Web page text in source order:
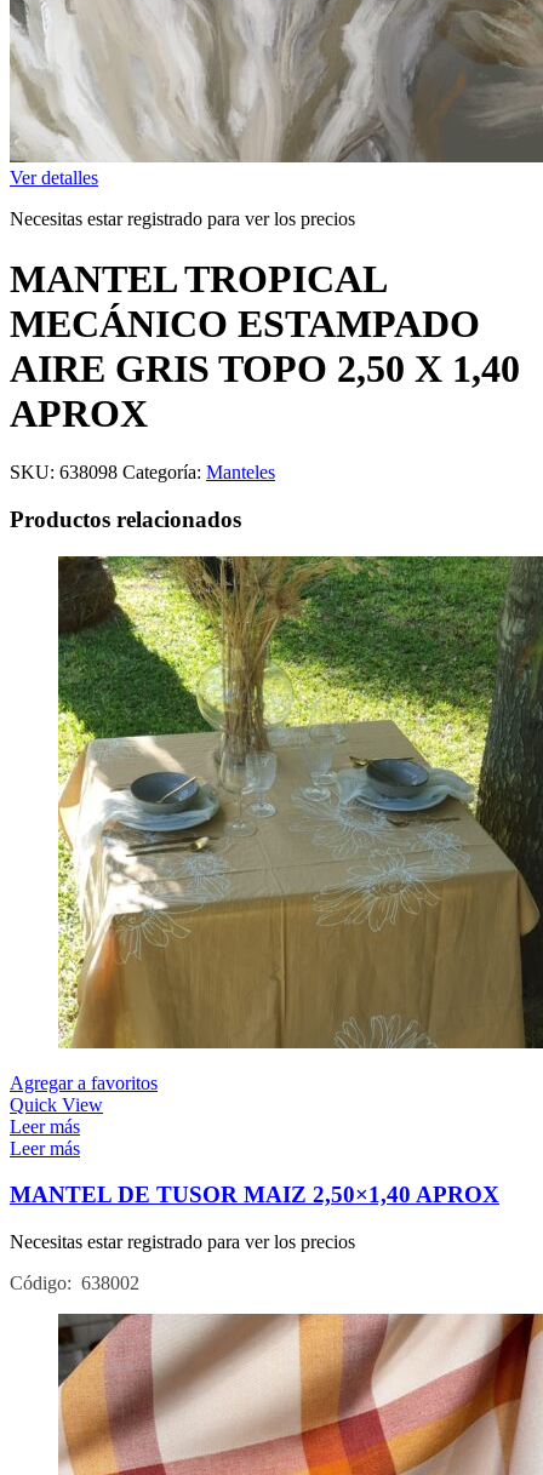
Ver detalles
Necesitas estar registrado para ver los precios
MANTEL TROPICAL
MECÁNICO ESTAMPADO
AIRE GRIS TOPO 2,50 X 1,40
APROX
SKU: 638098 Categoría: Manteles
Productos relacionados
Agregar a favoritos
Quick View
Leer más
Leer más
MANTEL DE TUSOR MAIZ 2,50×1,40 APROX
Necesitas estar registrado para ver los precios
Código: 638002